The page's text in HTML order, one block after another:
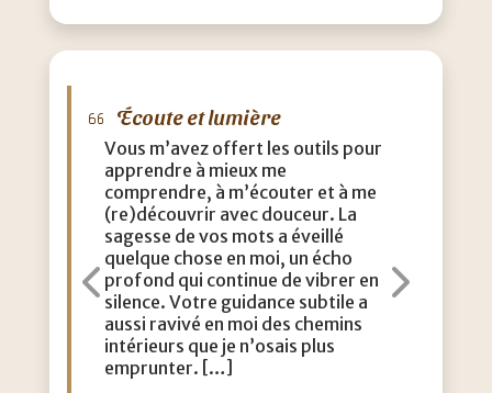
Écoute et lumière
Vous m’avez offert les outils pour
apprendre à mieux me
comprendre, à m’écouter et à me
(re)découvrir avec douceur. La
sagesse de vos mots a éveillé
quelque chose en moi, un écho
profond qui continue de vibrer en
silence. Votre guidance subtile a
aussi ravivé en moi des chemins
intérieurs que je n’osais plus
emprunter. […]
Précédent